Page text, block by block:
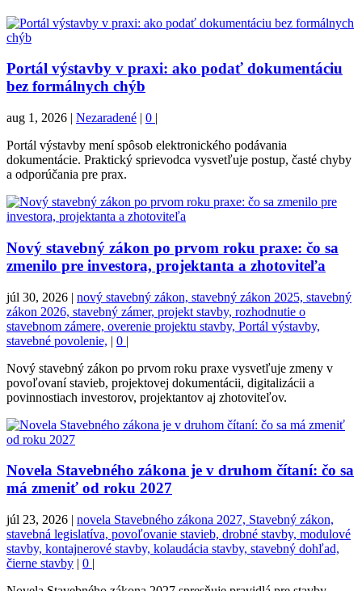
Portál výstavby v praxi: ako podať dokumentáciu
bez formálnych chýb
aug 1, 2026 | Nezaradené | 0 |
Portál výstavby mení spôsob elektronického podávania
dokumentácie. Praktický sprievodca vysvetľuje postup, časté chyby
a odporúčania pre prax.
Nový stavebný zákon po prvom roku praxe: čo sa
zmenilo pre investora, projektanta a zhotoviteľa
júl 30, 2026 | nový stavebný zákon, stavebný zákon 2025, stavebný
zákon 2026, stavebný zámer, projekt stavby, rozhodnutie o
stavebnom zámere, overenie projektu stavby, Portál výstavby,
stavebné povolenie, | 0 |
Nový stavebný zákon po prvom roku praxe vysvetľuje zmeny v
povoľovaní stavieb, projektovej dokumentácii, digitalizácii a
povinnostiach investorov, projektantov aj zhotoviteľov.
Novela Stavebného zákona je v druhom čítaní: čo sa
má zmeniť od roku 2027
júl 23, 2026 | novela Stavebného zákona 2027, Stavebný zákon,
stavebná legislatíva, povoľovanie stavieb, drobné stavby, modulové
stavby, kontajnerové stavby, kolaudácia stavby, stavebný dohľad,
čierne stavby | 0 |